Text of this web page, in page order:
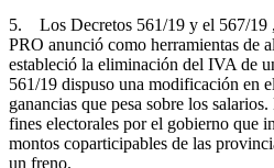
5. Los Decretos 561/19 y el 567/19
PRO anunció como herramientas de
estableció la eliminación del IVA de
561/19 dispuso una modificación en
ganancias que pesa sobre los
fines electorales por el gobierno que
montos coparticipables de las
un freno.